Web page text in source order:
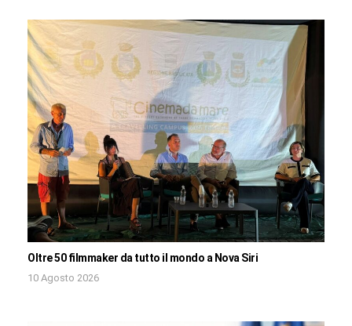
Oltre 50 filmmaker da tutto il mondo a Nova Siri
10 Agosto 2026